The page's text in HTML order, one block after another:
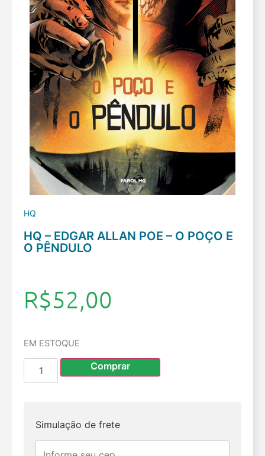
HQ
HQ – EDGAR ALLAN POE – O POÇO E
O PÊNDULO
R$52,00
EM ESTOQUE
Comprar
Simulação de frete